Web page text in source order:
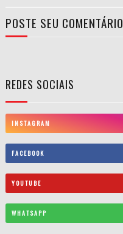
POSTE SEU COMENTÁRIO
REDES SOCIAIS
INSTAGRAM
FACEBOOK
YOUTUBE
WHATSAPP